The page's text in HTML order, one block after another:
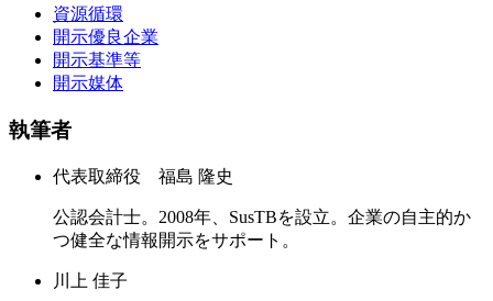
資源循環
開示優良企業
開示基準等
開示媒体
執筆者
代表取締役 福島 隆史
公認会計士。2008年、SusTBを設立。企業の自主的か
つ健全な情報開示をサポート。
川上 佳子